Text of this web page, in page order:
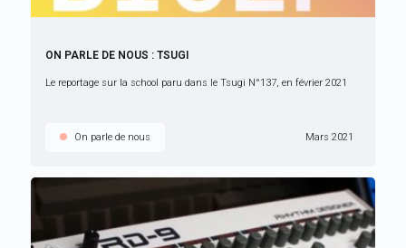
ON PARLE DE NOUS : TSUGI
Le reportage sur la school paru dans le Tsugi N°137, en février 2021
On parle de nous Mars 2021